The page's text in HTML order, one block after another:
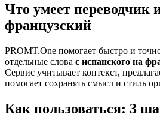
Что умеет переводчик
французский
PROMT.One помогает быстро и
отдельные слова с испанского на
Сервис учитывает контекст,
помогает сохранять смысл и стиль
Как пользоваться: 3